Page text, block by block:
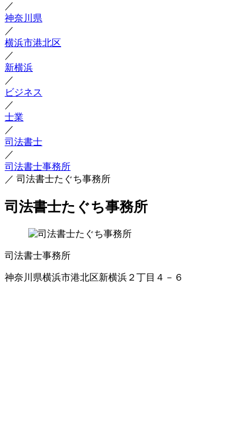
／
神奈川県
／
横浜市港北区
／
新横浜
／
ビジネス
／
士業
／
司法書士
／
司法書士事務所
／ 司法書士たぐち事務所
司法書士たぐち事務所
司法書士事務所
神奈川県横浜市港北区新横浜２丁目４－６